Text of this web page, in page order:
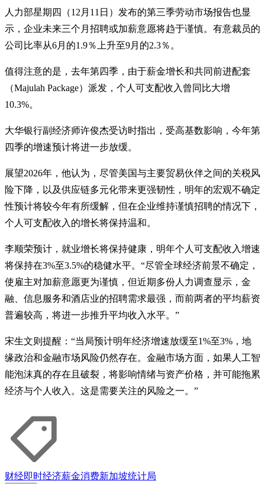
人力部星期四（12月11日）发布的第三季劳动市场报告也显
示，企业未来三个月招聘或加薪意愿将趋于谨慎。有意裁员的
公司比率从6月的1.9％上升至9月的2.3％。
值得注意的是，去年第四季，由于薪金增长和共同前进配套
（Majulah Package）派发，个人可支配收入曾同比大增
10.3%。
大华银行副经济师许俊杰受访时指出，受高基数影响，今年第
四季的增速预计将进一步放缓。
展望2026年，他认为，尽管美国与主要贸易伙伴之间的关税风
险下降，以及供应链多元化带来更强韧性，明年的宏观不确定
性预计将较今年有所缓解，但在企业维持谨慎招聘的情况下，
个人可支配收入的增长将保持温和。
李顺荣预计，就业增长将保持健康，明年个人可支配收入增速
将保持在3%至3.5%的稳健水平。“尽管全球经济前景不确定，
使雇主对加薪意愿更为谨慎，但近期多份人力调查显示，金
融、信息服务和酒店业的招聘需求最强，而前两者的平均薪资
普遍较高，将进一步推升平均收入水平。”
宋生文则提醒：“当局预计明年经济增速放缓至1%至3%，地
缘政治和金融市场风险仍然存在。金融市场方面，如果人工智
能泡沫真的存在且破裂，将影响情绪与资产价格，并可能拖累
经济与个人收入。这是需要关注的风险之一。”
财经即时经济薪金消费新加坡统计局